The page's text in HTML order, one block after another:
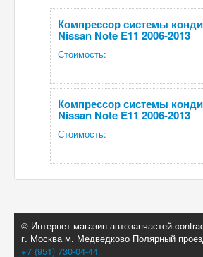
Компрессор системы
Nissan Note E11 2006-2013
Стоимость:
Компрессор системы
Nissan Note E11 2006-2013
Стоимость:
© Интернет-магазин автозапчастей
г. Москва м. Медведково Полярный
+7 (951) 730-04-44